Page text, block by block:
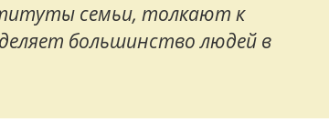
семьи, толкают к
большинство людей в